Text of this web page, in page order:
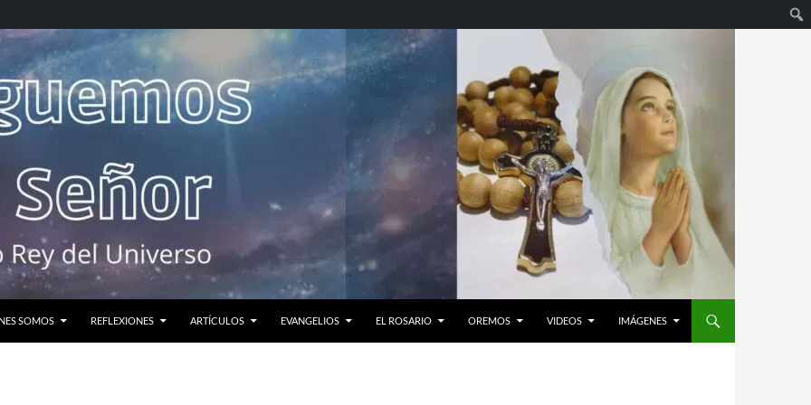
SOMOS REFLEXIONES ARTÍCULOS EVANGELIOS EL ROSARIO OREMOS VIDEOS IMÁGENES